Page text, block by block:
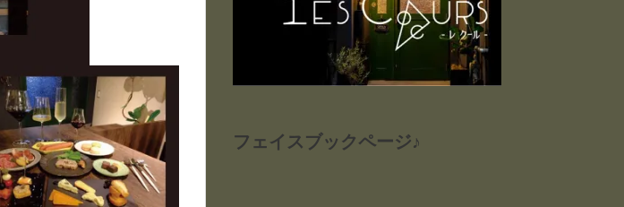
フェイスブックページ♪